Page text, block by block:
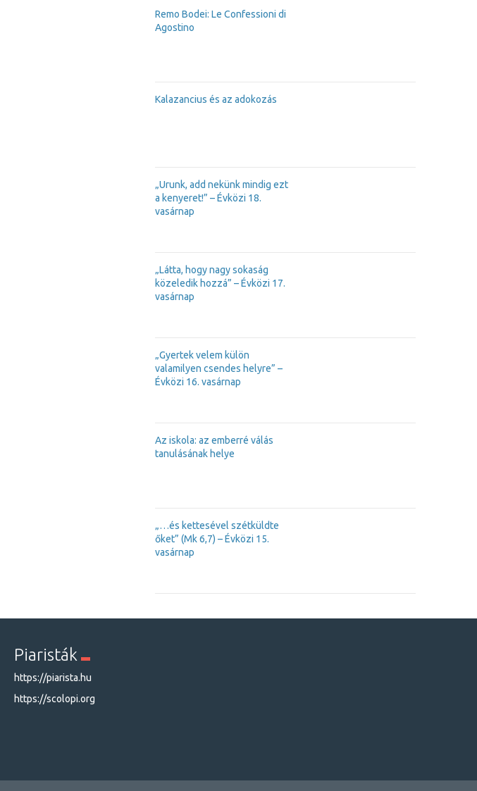
Remo Bodei: Le Confessioni di
Agostino
Kalazancius és az adokozás
„Urunk, add nekünk mindig ezt
a kenyeret!” – Évközi 18.
vasárnap
„Látta, hogy nagy sokaság
közeledik hozzá” – Évközi 17.
vasárnap
„Gyertek velem külön
valamilyen csendes helyre” –
Évközi 16. vasárnap
Az iskola: az emberré válás
tanulásának helye
„…és kettesével szétküldte
őket” (Mk 6,7) – Évközi 15.
vasárnap
Piaristák
https://piarista.hu
https://scolopi.org